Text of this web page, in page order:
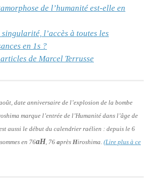
de l’humanité est-elle en
singularité, l’accès à toutes les
en 1s ?
de Marcel Terrusse
date anniversaire de l’explosion de la bombe
marque l’entrée de l’Humanité dans l’âge de
aussi le début du calendrier raélien : depuis le 6
en 76aH, 76 après Hiroshima. (Lire plus à ce